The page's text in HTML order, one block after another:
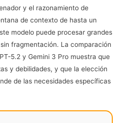
y el razonamiento de
de contexto de hasta un
modelo puede procesar grandes
fragmentación. La comparación
5.2 y Gemini 3 Pro muestra que
y debilidades, y que la elección
de las necesidades específicas